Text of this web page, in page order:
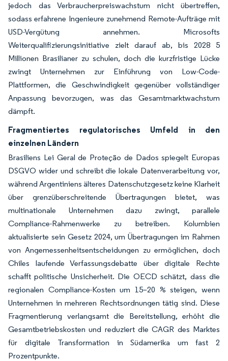
jedoch das Verbraucherpreiswachstum nicht übertreffen,
sodass erfahrene Ingenieure zunehmend Remote-Aufträge mit
USD-Vergütung annehmen. Microsofts
Weiterqualifizierungsinitiative zielt darauf ab, bis 2028 5
Millionen Brasilianer zu schulen, doch die kurzfristige Lücke
zwingt Unternehmen zur Einführung von Low-Code-
Plattformen, die Geschwindigkeit gegenüber vollständiger
Anpassung bevorzugen, was das Gesamtmarktwachstum
dämpft.
Fragmentiertes regulatorisches Umfeld in den
einzelnen Ländern
Brasiliens Lei Geral de Proteção de Dados spiegelt Europas
DSGVO wider und schreibt die lokale Datenverarbeitung vor,
während Argentiniens älteres Datenschutzgesetz keine Klarheit
über grenzüberschreitende Übertragungen bietet, was
multinationale Unternehmen dazu zwingt, parallele
Compliance-Rahmenwerke zu betreiben. Kolumbien
aktualisierte sein Gesetz 2024, um Übertragungen im Rahmen
von Angemessenheitsentscheidungen zu ermöglichen, doch
Chiles laufende Verfassungsdebatte über digitale Rechte
schafft politische Unsicherheit. Die OECD schätzt, dass die
regionalen Compliance-Kosten um 15–20 % steigen, wenn
Unternehmen in mehreren Rechtsordnungen tätig sind. Diese
Fragmentierung verlangsamt die Bereitstellung, erhöht die
Gesamtbetriebskosten und reduziert die CAGR des Marktes
für digitale Transformation in Südamerika um fast 2
Prozentpunkte.